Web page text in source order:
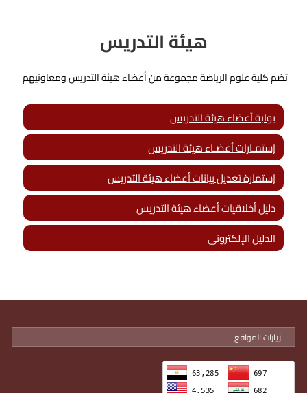
هيئة التدريس
تضم كلية علوم الرياضة مجموعة من أعضاء هيئة التدريس ومعاونيهم
بوابة أعضاء هيئة التدريس
إستمـارات أعضـاء هيئة التدريس
إستمارة تعديل بيانات أعضاء هيئة التدريس
دليل أخلاقيات أعضاء هيئة التدريس
الدليل الإلكترونى
زيارات المواقع